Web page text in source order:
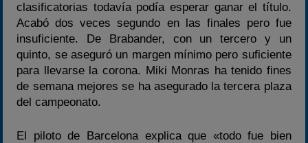
clasificatorias todavía podía esperar ganar el título.
Acabó dos veces segundo en las finales pero fue
insuficiente. De Brabander, con un tercero y un
quinto, se aseguró un margen mínimo pero suficiente
para llevarse la corona. Miki Monras ha tenido fines
de semana mejores se ha asegurado la tercera plaza
del campeonato.
El piloto de Barcelona explica que «todo fue bien